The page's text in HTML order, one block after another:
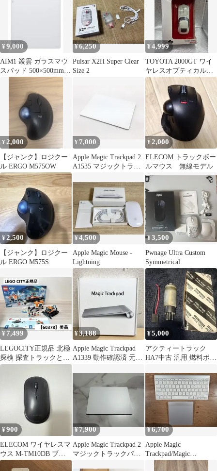
¥9,000
AIM1 叢雲 ガラスマウ
スパッド 500×500mm
¥6,250
Pulsar X2H Super Clear
Size 2
¥4,999
TOYOTA 2000GT ワイ
ヤレスオプティカルマ
ウス 日本限定版
¥ 2,000
【ジャンク】ロジクー
ル ERGO M575OW
¥ 7,000
Apple Magic Trackpad 2
A1535 マジックトラッ
品
¥2,000
ELECOM トラックボー
ルマウス 無線モデル
¥2,500
【ジャンク】ロジクー
ル ERGO M575S
¥4,500
Apple Magic Mouse -
Lightning
¥3,500
Pwnage Ultra Custom
Symmetrical
¥7,499
LEGOCITY正規品 北極
探検 探査トラックと移
動ラボ【60378】〈美
¥3,188
Apple Magic Trackpad
A1339 動作確認済 元箱
¥5,000
アクティートラック
HA7中古 汎用 燃料ポン
体
¥900
ELECOM ワイヤレスマ
ウス M-TM10DB ブラ
ック
¥7,900
Apple Magic Trackpad 2
マジックトラックパッ
¥6,700
Apple Magic
Trackpad/Magic
Keyboard US配列